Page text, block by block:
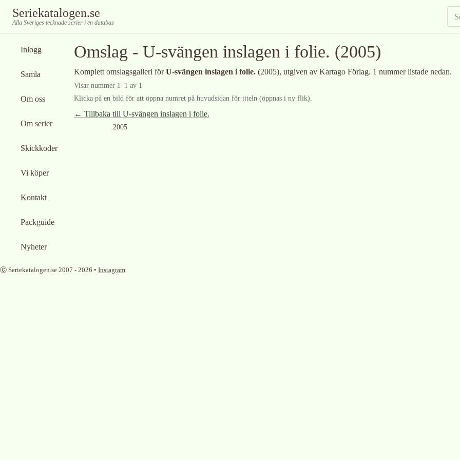
Seriekatalogen.se
Alla Sveriges tecknade serier i en databas
Inlogg
Samla
Om oss
Om serier
Skickkoder
Vi köper
Kontakt
Packguide
Nyheter
Omslag - U-svängen inslagen i folie. (2005)
Komplett omslagsgalleri förU-svängen inslagen i folie. (2005), utgiven av Kartago Förlag. 1 nummer listade nedan.
Visar nummer 1–1 av 1
Klicka på en bild för att öppna numret på huvudsidan för titeln (öppnas i ny flik).
← Tillbaka till U-svängen inslagen i folie.
2005
Ⓒ Seriekatalogen.se 2007 - 2026 • Instagram